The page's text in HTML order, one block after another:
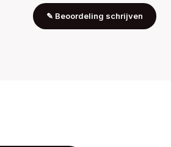
✎ Beoordeling schrijven